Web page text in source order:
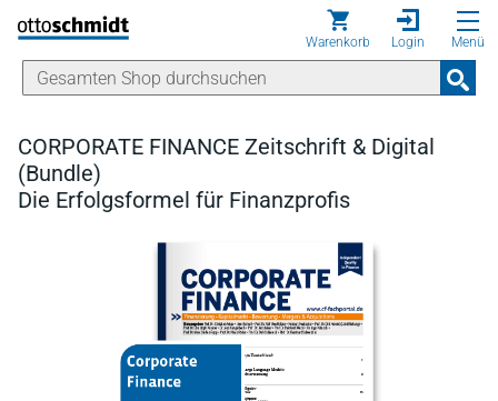
Direkt zum Inhalt
Warenkorb Login Menü
CORPORATE FINANCE Zeitschrift & Digital
(Bundle)
Die Erfolgsformel für Finanzprofis